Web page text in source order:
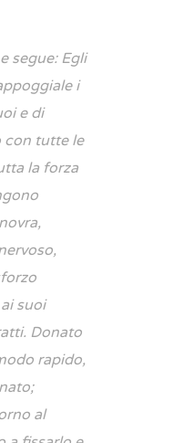
segue: Egli
i
e di
con tutte le
la forza
suoi
Donato
rapido,
al